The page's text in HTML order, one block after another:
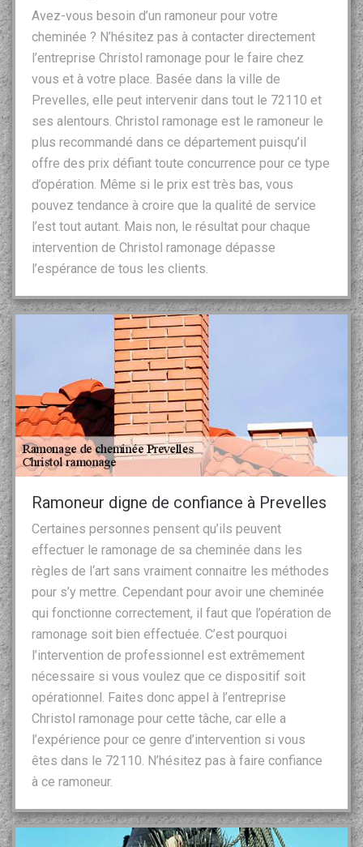
Avez-vous besoin d’un ramoneur pour votre
cheminée ? N’hésitez pas à contacter directement
l’entreprise Christol ramonage pour le faire chez
vous et à votre place. Basée dans la ville de
Prevelles, elle peut intervenir dans tout le 72110 et
ses alentours. Christol ramonage est le ramoneur le
plus recommandé dans ce département puisqu’il
offre des prix défiant toute concurrence pour ce type
d’opération. Même si le prix est très bas, vous
pouvez tendance à croire que la qualité de service
l’est tout autant. Mais non, le résultat pour chaque
intervention de Christol ramonage dépasse
l’espérance de tous les clients.
Ramoneur digne de confiance à Prevelles
Certaines personnes pensent qu’ils peuvent
effectuer le ramonage de sa cheminée dans les
règles de l‘art sans vraiment connaitre les méthodes
pour s’y mettre. Cependant pour avoir une cheminée
qui fonctionne correctement, il faut que l’opération de
ramonage soit bien effectuée. C’est pourquoi
l’intervention de professionnel est extrêmement
nécessaire si vous voulez que ce dispositif soit
opérationnel. Faites donc appel à l’entreprise
Christol ramonage pour cette tâche, car elle a
l’expérience pour ce genre d’intervention si vous
êtes dans le 72110. N’hésitez pas à faire confiance
à ce ramoneur.